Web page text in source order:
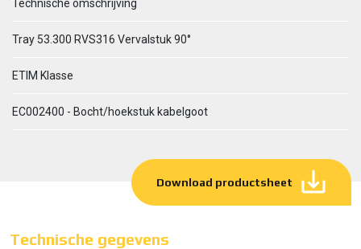
Technische omschrijving
Tray 53.300 RVS316 Vervalstuk 90°
ETIM Klasse
EC002400 - Bocht/hoekstuk kabelgoot
Download productsheet
Technische gegevens